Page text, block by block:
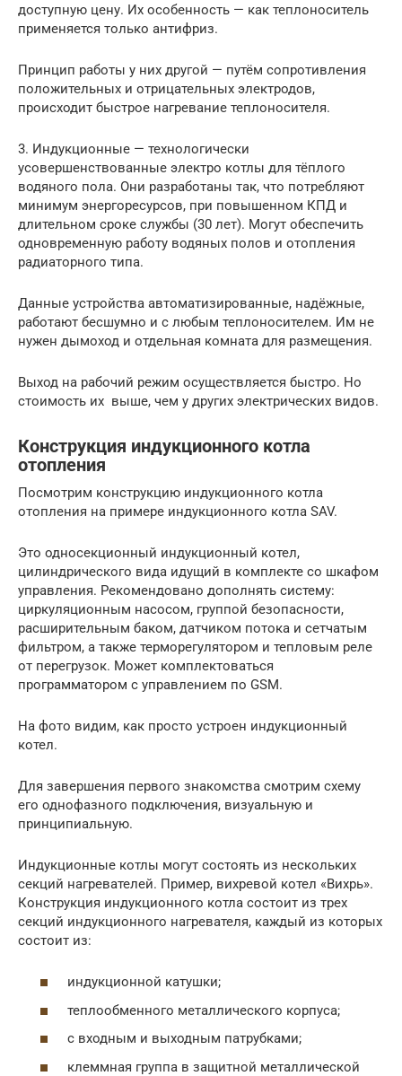
доступную цену. Их особенность — как теплоноситель
применяется только антифриз.
Принцип работы у них другой — путём сопротивления
положительных и отрицательных электродов,
происходит быстрое нагревание теплоносителя.
3. Индукционные — технологически
усовершенствованные электро котлы для тёплого
водяного пола. Они разработаны так, что потребляют
минимум энергоресурсов, при повышенном КПД и
длительном сроке службы (30 лет). Могут обеспечить
одновременную работу водяных полов и отопления
радиаторного типа.
Данные устройства автоматизированные, надёжные,
работают бесшумно и с любым теплоносителем. Им не
нужен дымоход и отдельная комната для размещения.
Выход на рабочий режим осуществляется быстро. Но
стоимость их выше, чем у других электрических видов.
Конструкция индукционного котла
отопления
Посмотрим конструкцию индукционного котла
отопления на примере индукционного котла SAV.
Это односекционный индукционный котел,
цилиндрического вида идущий в комплекте со шкафом
управления. Рекомендовано дополнять систему:
циркуляционным насосом, группой безопасности,
расширительным баком, датчиком потока и сетчатым
фильтром, а также терморегулятором и тепловым реле
от перегрузок. Может комплектоваться
программатором с управлением по GSM.
На фото видим, как просто устроен индукционный
котел.
Для завершения первого знакомства смотрим схему
его однофазного подключения, визуальную и
принципиальную.
Индукционные котлы могут состоять из нескольких
секций нагревателей. Пример, вихревой котел «Вихрь».
Конструкция индукционного котла состоит из трех
секций индукционного нагревателя, каждый из которых
состоит из:
индукционной катушки;
теплообменного металлического корпуса;
с входным и выходным патрубками;
клеммная группа в защитной металлической